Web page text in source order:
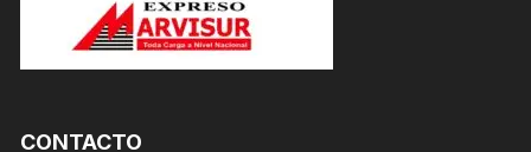
CONTACTO